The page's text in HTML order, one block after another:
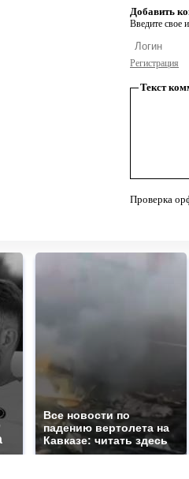
Добавить
Введите свое
Регистрация
Текст
Проверка
Все новости по
падению вертолета на
Кавказе: читать здесь